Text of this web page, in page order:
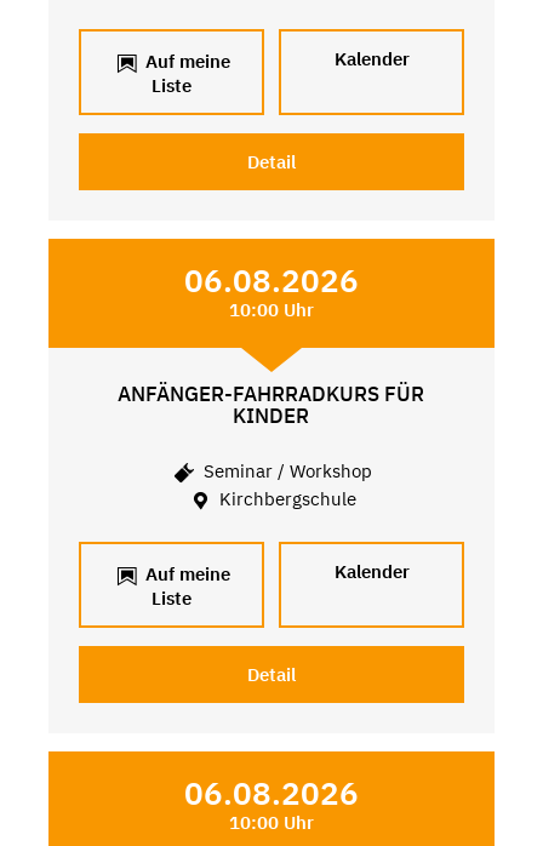
Auf meine
Liste
Kalender
Detail
06.08.2026
10:00 Uhr
ANFÄNGER-FAHRRADKURS FÜR
KINDER
Seminar / Workshop
Kirchbergschule
Auf meine
Liste
Kalender
Detail
06.08.2026
10:00 Uhr